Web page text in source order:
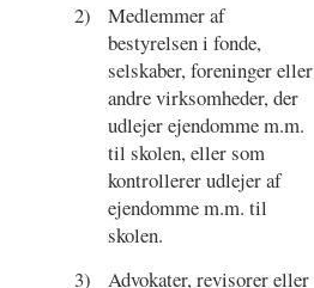
2)
Medlemmer af
bestyrelsen i fonde,
selskaber, foreninger eller
andre virksomheder, der
udlejer ejendomme m.m.
til skolen, eller som
kontrollerer udlejer af
ejendomme m.m. til
skolen.
3)
Advokater, revisorer eller